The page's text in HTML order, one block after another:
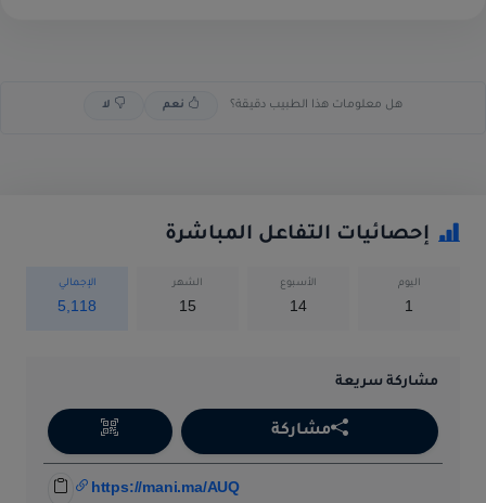
هل معلومات هذا الطبيب دقيقة؟ نعم لا
إحصائيات التفاعل المباشرة
اليوم
1
الأسبوع
14
الشهر
15
الإجمالي
5,118
مشاركة سريعة
مشاركة
https://mani.ma/AUQ